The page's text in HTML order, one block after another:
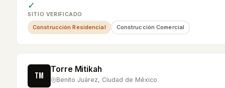
✓
SITIO VERIFICADO
Construcción Residencial Construcción Comercial
TM
Torre Mitikah
Benito Juárez, Ciudad de México